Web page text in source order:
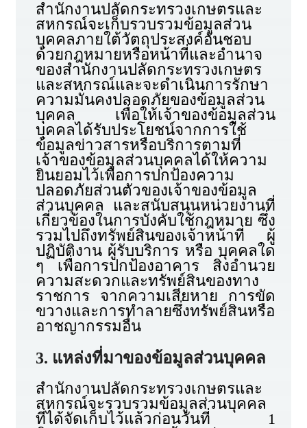
สำนักงานปลัดกระทรวงเกษตรและ
สหกรณ์จะเก็บรวบรวมข้อมูลส่วน
บุคคลภายใต้วัตถุประสงค์อันชอบ
ด้วยกฎหมายหรือหน้าที่และอำนาจ
ของสำนักงานปลัดกระทรวงเกษตร
และสหกรณ์และจะดำเนินการรักษา
ความมั่นคงปลอดภัยของข้อมูลส่วน
บุคคล เพื่อให้เจ้าของข้อมูลส่วน
บุคคลได้รับประโยชน์จากการใช้
ข้อมูลข่าวสารหรือบริการตามที่
เจ้าของข้อมูลส่วนบุคคลได้ให้ความ
ยินยอมไว้เพื่อการปกป้องความ
ปลอดภัยส่วนตัวของเจ้าของข้อมูล
ส่วนบุคคล และสนับสนุนหน่วยงานที่
เกี่ยวข้องในการบังคับใช้กฎหมาย ซึ่ง
รวมไปถึงทรัพย์สินของเจ้าหน้าที่ ผู้
ปฏิบัติงาน ผู้รับบริการ หรือ บุคคลใด
ๆ เพื่อการปกป้องอาคาร สิ่งอำนวย
ความสะดวกและทรัพย์สินของทาง
ราชการ จากความเสียหาย การขัด
ขวางและการทำลายซึ่งทรัพย์สินหรือ
อาชญากรรมอื่น
3. แหล่งที่มาของข้อมูลส่วนบุคคล
สำนักงานปลัดกระทรวงเกษตรและ
สหกรณ์จะรวบรวมข้อมูลส่วนบุคคล
ที่ได้จัดเก็บไว้แล้วก่อนวันที่ 1